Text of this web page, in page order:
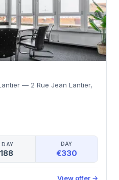
— 2 Rue Jean Lantier,
DAY DAY
€330
View offer →